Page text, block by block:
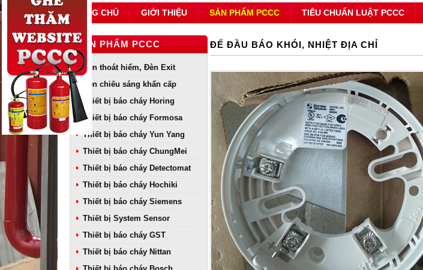
TRANG CHỦ GIỚI THIỆU SẢN PHẨM PCCC TIÊU CHUẨN LUẬT PCCC
SẢN PHẨM PCCC
Đèn thoát hiểm, Đèn Exit
Đèn chiếu sáng khẩn cấp
Thiết bị báo cháy Horing
Thiết bị báo cháy Formosa
Thiết bị báo cháy Yun Yang
Thiết bị báo cháy ChungMei
Thiết bị báo cháy Detectomat
Thiết bị báo cháy Hochiki
Thiết bị báo cháy Siemens
Thiết bị System Sensor
Thiết bị báo cháy GST
Thiết bị báo cháy Nittan
ĐẾ ĐẦU BÁO KHÓI, NHIỆT ĐỊA CHỈ